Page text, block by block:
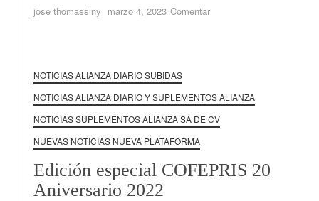
jose thomassiny marzo 4, 2023 Comentaren
!!!
NOTICIAS ALIANZA DIARIO SUBIDAS
NOTICIAS ALIANZA DIARIO Y SUPLEMENTOS ALIANZA
NOTICIAS SUPLEMENTOS ALIANZA SA DE CV
NUEVAS NOTICIAS NUEVA PLATAFORMA
Edición especial COFEPRIS 20
Aniversario 2022